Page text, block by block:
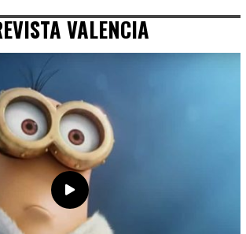
VALENCIA